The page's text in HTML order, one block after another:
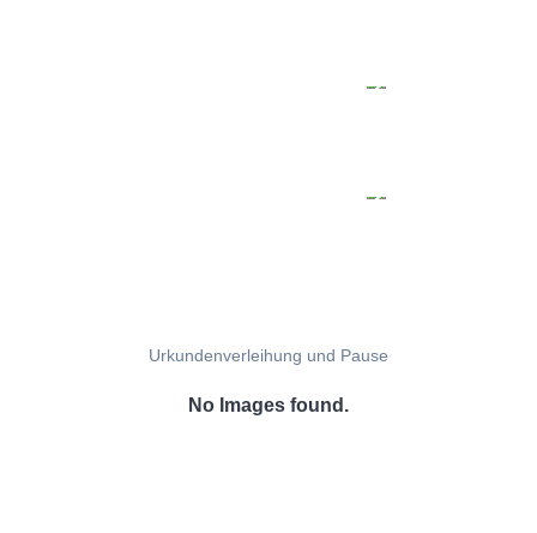
Urkundenverleihung und Pause
No Images found.